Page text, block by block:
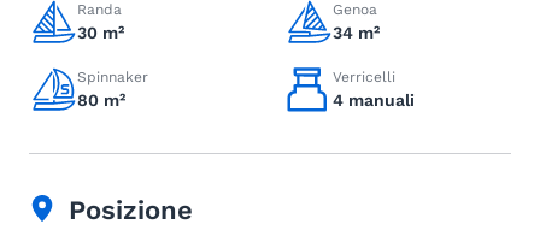
Randa
30 m²
Genoa
34 m²
Spinnaker
80 m²
Verricelli
4 manuali
Posizione